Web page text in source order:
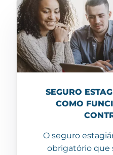
SEGURO
COMO
O seguro
obrigatório que
Features
Blog
Portfolio